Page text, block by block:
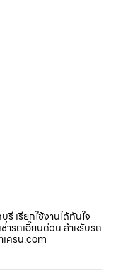
เรียกใช้งานได้ทันใจ
ารถเฮี๊ยบด่วน สำหรับรถ
เครน.com